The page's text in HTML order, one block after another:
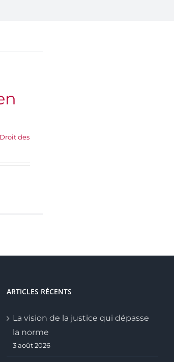
Droit des
ARTICLES RÉCENTS
La vision de la justice qui dépasse
la norme
3 août 2026